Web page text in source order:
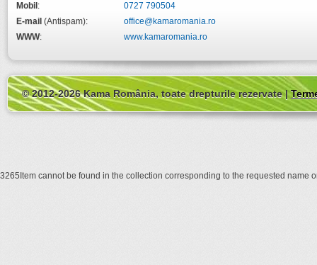
Mobil :
0727 790504
E-mail (Antispam):
office@kamaromania.ro
WWW: www.kamaromania.ro
© 2012-2026 Kama România, toate drepturile rezervate |
3265Item cannot be found in the collection corresponding to the requested name